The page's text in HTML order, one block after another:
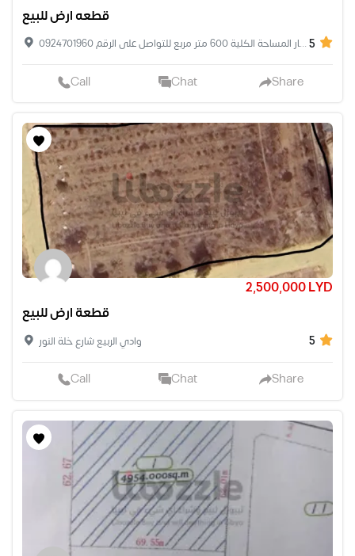
قطعه ارض للبيع
واجهتين سور تبعد على الشارع الرئيسي 70 متر المترو 225 دينار المساحة الكلية 600 متر مربع للتواصل على الرقم 0924701960 5
Call Chat Share
2,500,000 LYD
قطعة ارض للبيع
وادي الربيع شارع خلة النور 5
Call Chat Share